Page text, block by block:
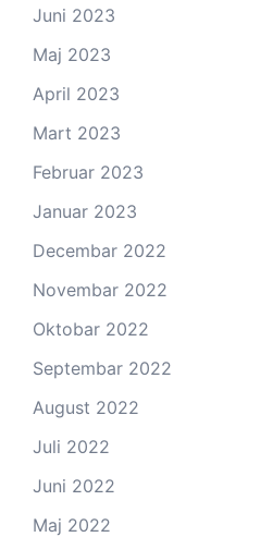
Juni 2023
Maj 2023
April 2023
Mart 2023
Februar 2023
Januar 2023
Decembar 2022
Novembar 2022
Oktobar 2022
Septembar 2022
August 2022
Juli 2022
Juni 2022
Maj 2022